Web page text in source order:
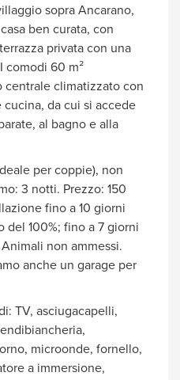
sopra Ancarano,
ben curata, con
privata con una
comodi 60 m²
climatizzato con
da cui si accede
al bagno e alla
per coppie), non
3 notti. Prezzo: 150
fino a 10 giorni
del 100%; fino a 7 giorni
non ammessi.
anche un garage per
TV, asciugacapelli,
microonde, fornello,
a immersione,